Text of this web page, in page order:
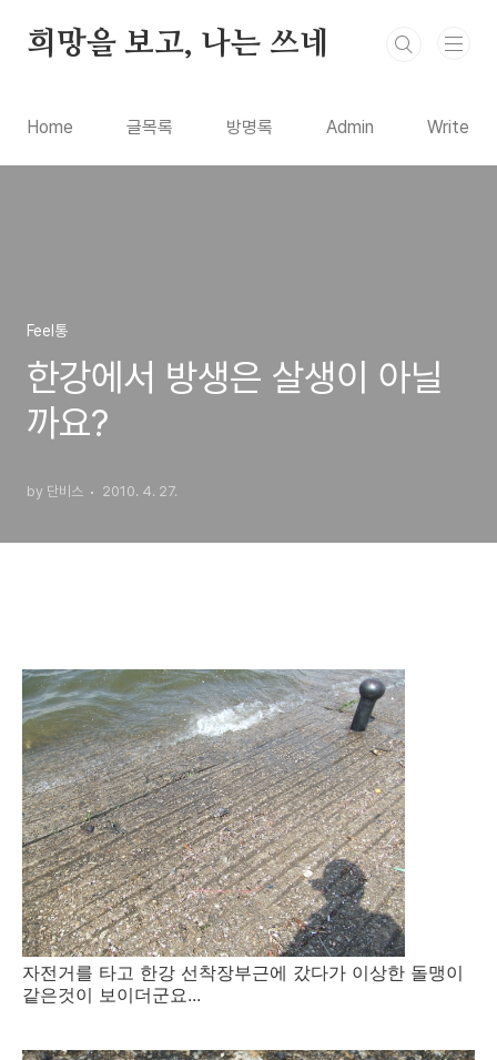
희망을 보고, 나는 쓰네
Home 글목록 방명록 Admin Write
Feel통
한강에서 방생은 살생이 아닐
까요?
by 단비스 2010. 4. 27.
자전거를 타고 한강 선착장부근에 갔다가 이상한 돌맹이
같은것이 보이더군요...